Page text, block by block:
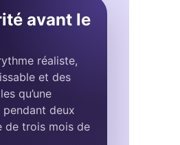
avant le
réaliste,
et des
qu’une
deux
de trois mois de